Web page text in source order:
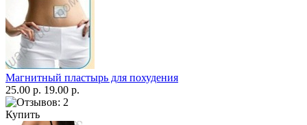
Магнитный пластырь для похудения
25.00 р. 19.00 р.
Купить